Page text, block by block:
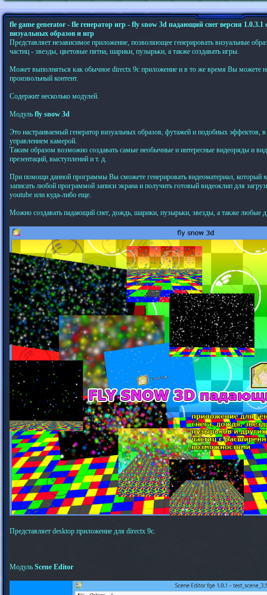
fle game generator - fle генератор игр - fly snow 3d падающий снег версия
визуальных образов и игр
Представляет независимое приложение, позволяющее генерировать визуальные
частиц - звезды, цветовые пятна, шарики, пузырьки, а также создавать игры.
Может выполняться как обычное directx 9c приложение и в то же время Вы можете
произвольный контент.
Содержит несколько модулей.
Модуль fly snow 3d
Это настраиваемый генератор визуальных образов, футажей и подобных эффектов,
управлением камерой.
Таким образом возможно создавать самые необычные и интересные видеоряды и
презентаций, выступлений и т. д.
При помощи данной программы Вы сможете генерировать видеоматериал, который
записать любой программой записи экрана и получить готовый видеоклип для
youtube или куда-либо еще.
Можно создавать падающий снег, дождь, шарики, пузырьки, звезды, а также любые
Представляет desktop приложение для directx 9c.
Модуль Scene Editor